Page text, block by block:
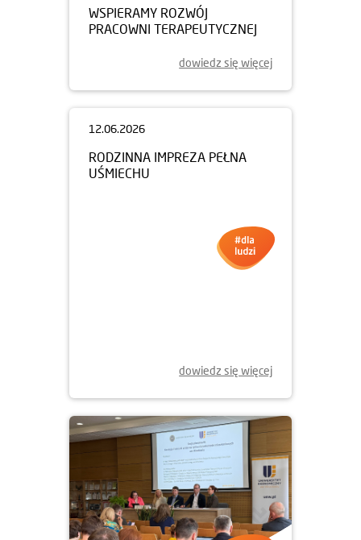
WSPIERAMY ROZWÓJ
PRACOWNI TERAPEUTYCZNEJ
dowiedz się więcej
dowiedz się więcej